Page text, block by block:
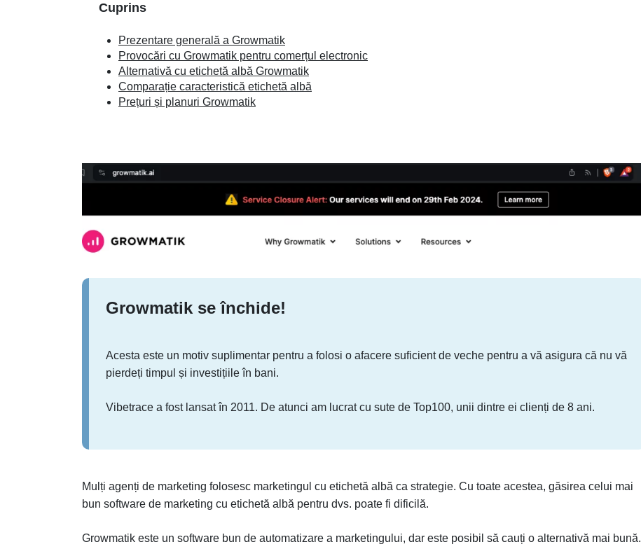
Cuprins
Prezentare generală a Growmatik
Provocări cu Growmatik pentru comerțul electronic
Alternativă cu etichetă albă Growmatik
Comparație caracteristică etichetă albă
Prețuri și planuri Growmatik
Growmatik se închide!
Acesta este un motiv suplimentar pentru a folosi o afacere suficient de veche pentru a vă asigura că nu vă
pierdeți timpul și investițiile în bani.
Vibetrace a fost lansat în 2011. De atunci am lucrat cu sute de Top100, unii dintre ei clienți de 8 ani.
Mulți agenți de marketing folosesc marketingul cu etichetă albă ca strategie. Cu toate acestea, găsirea celui mai
bun software de marketing cu etichetă albă pentru dvs. poate fi dificilă.
Growmatik este un software bun de automatizare a marketingului, dar este posibil să cauți o alternativă mai bună.